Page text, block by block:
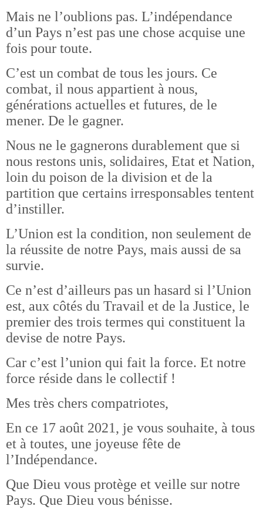
Mais ne l’oublions pas. L’indépendance
d’un Pays n’est pas une chose acquise une
fois pour toute.
C’est un combat de tous les jours. Ce
combat, il nous appartient à nous,
générations actuelles et futures, de le
mener. De le gagner.
Nous ne le gagnerons durablement que si
nous restons unis, solidaires, Etat et Nation,
loin du poison de la division et de la
partition que certains irresponsables tentent
d’instiller.
L’Union est la condition, non seulement de
la réussite de notre Pays, mais aussi de sa
survie.
Ce n’est d’ailleurs pas un hasard si l’Union
est, aux côtés du Travail et de la Justice, le
premier des trois termes qui constituent la
devise de notre Pays.
Car c’est l’union qui fait la force. Et notre
force réside dans le collectif !
Mes très chers compatriotes,
En ce 17 août 2021, je vous souhaite, à tous
et à toutes, une joyeuse fête de
l’Indépendance.
Que Dieu vous protège et veille sur notre
Pays. Que Dieu vous bénisse.